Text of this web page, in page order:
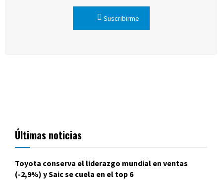
Suscribirme
Últimas noticias
Toyota conserva el liderazgo mundial en ventas
(-2,9%) y Saic se cuela en el top 6